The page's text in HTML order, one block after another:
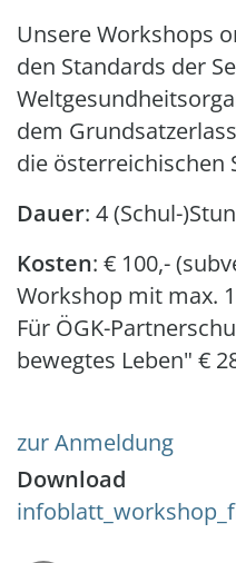
Unsere Workshops
den Standards der
dem
die österreichischen
Dauer: 4 (Schul-
Kosten: € 100,-
Workshop mit max.
Für ÖGK-
bewegtes Leben" €
zur Anmeldung
Download
Document